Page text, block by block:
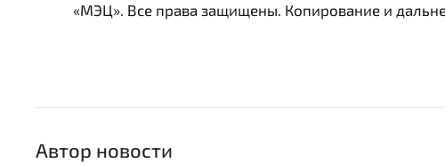
«МЭЦ». Все права защищены. Копирование и
Автор новости